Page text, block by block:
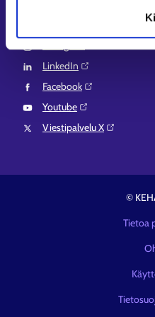
LinkedIn⁠
Facebook⁠
Youtube⁠
Viestipalvelu X⁠
©
Tietoa